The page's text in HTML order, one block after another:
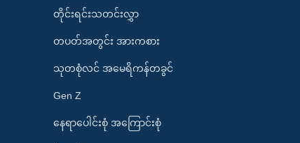
တိုင်းရင်းသတင်းလွှာ
တပတ်အတွင်း အားကစား
သုတစုံလင် အမေရိကန်တခွင်
Gen Z
နေရာပေါင်းစုံ အကြောင်းစုံ